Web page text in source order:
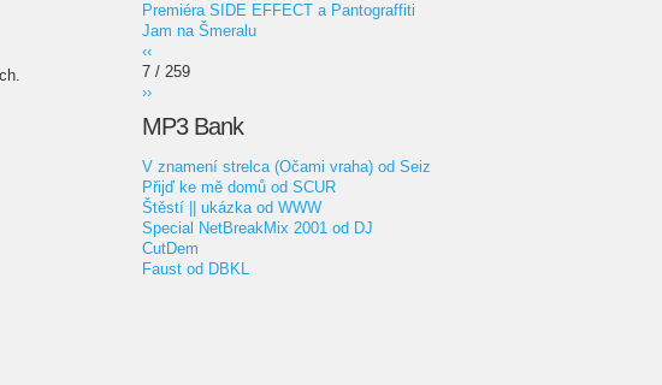
Premiéra SIDE EFFECT a Pantograffiti
Jam na Šmeralu
‹‹
7 / 259
››
MP3 Bank
V znamení strelca (Očami vraha) od Seiz
Přijď ke mě domů od SCUR
Štěstí || ukázka od WWW
Special NetBreakMix 2001 od DJ
CutDem
Faust od DBKL